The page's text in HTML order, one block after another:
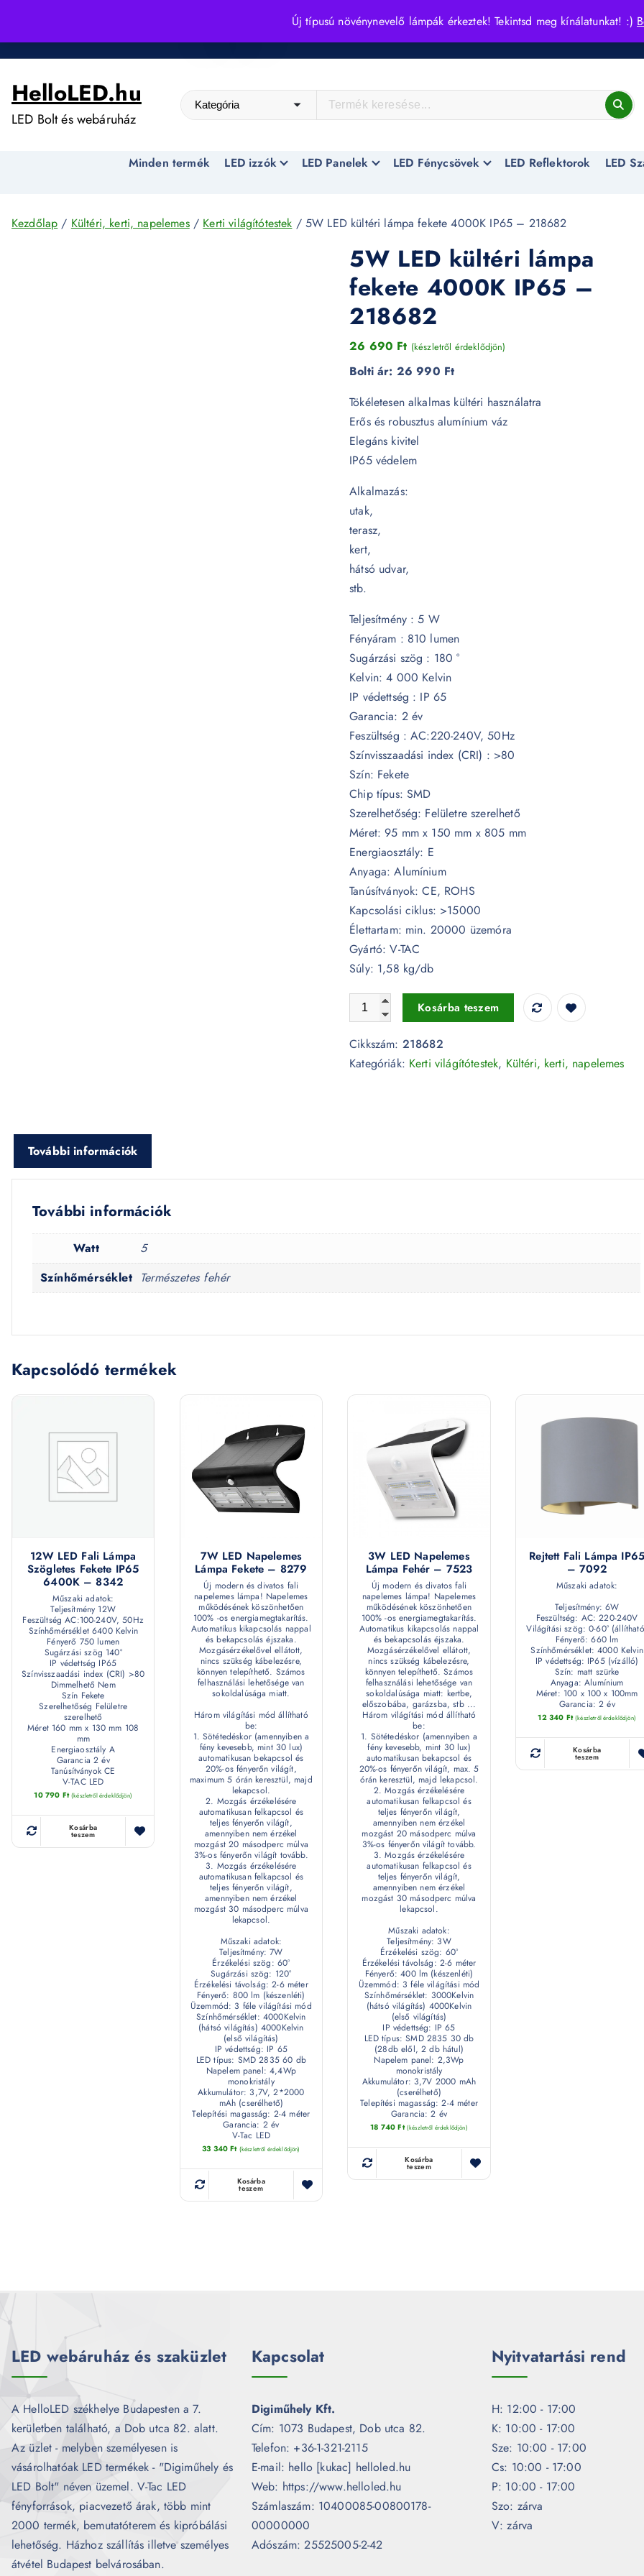
Új típusú növénynevelő lámpák érkeztek! Tekintsd meg kínálatunkat! :)
i
HelloLED.hu
LED Bolt és webáruház
Minden termék LED izzók LED Panelek LED Fénycsövek LED Reflektorok LED
Kezdőlap / Kültéri, kerti, napelemes/ Kerti világítótestek / 5W LED kültéri lámpa fekete 4000K IP65 – 218682
5W LED kültéri lámpa
fekete 4000K IP65 –
218682
26 690 Ft (készletről érdeklődjön)
Bolti ár: 26 990 Ft
Tökéletesen alkalmas kültéri használatra
Erős és robusztus alumínium váz
Elegáns kivitel
IP65 védelem
Alkalmazás:
utak,
terasz,
kert,
hátsó udvar,
stb.
Teljesítmény : 5 W
Fényáram : 810 lumen
Sugárzási szög : 180 °
Kelvin: 4 000 Kelvin
IP védettség : IP 65
Garancia: 2 év
Feszültség : AC:220-240V, 50Hz
Színvisszaadási index (CRI) : >80
Szín: Fekete
Chip típus: SMD
Szerelhetőség: Felületre szerelhető
Méret: 95 mm x 150 mm x 805 mm
Energiaosztály: E
Anyaga: Alumínium
Tanúsítványok: CE, ROHS
Kapcsolási ciklus: >15000
Élettartam: min. 20000 üzemóra
Gyártó: V-TAC
Súly: 1,58 kg/db
5W LED kültéri lámpa fekete 4000K IP65 - 218682
Kosárba teszem
Cikkszám: 218682
Kategóriák: Kerti világítótestek, Kültéri, kerti, napelemes
További információk
További információk
Watt
5
Színhőmérséklet Természetes fehér
Kapcsolódó termékek
12W LED Fali Lámpa
Szögletes Fekete IP65
6400K – 8342
Műszaki adatok:
Teljesítmény 12W
Feszültség AC:100-240V, 50Hz
Színhőmérséklet 6400 Kelvin
Fényerő 750 lumen
Sugárzási szög 140°
IP védettség IP65
Színvisszaadási index (CRI) >80
Dimmelhető Nem
Szín Fekete
Szerelhetőség Felületre
szerelhető
Méret 160 mm x 130 mm 108
mm
Energiaosztály A
Garancia 2 év
Tanúsítványok CE
V-TAC LED
10 790 Ft (készletről érdeklődjön)
Kosárba
teszem
7W LED Napelemes
Lámpa Fekete – 8279
Új modern és divatos fali
napelemes lámpa! Napelemes
működésének köszönhetően
100% -os energiamegtakarítás.
Automatikus kikapcsolás nappal
és bekapcsolás éjszaka.
Mozgásérzékelővel ellátott,
nincs szükség kábelezésre,
könnyen telepíthető. Számos
felhasználási lehetősége van
sokoldalúsága miatt.
Három világítási mód állítható
be:
1. Sötétedéskor (amennyiben a
fény kevesebb, mint 30 lux)
automatikusan bekapcsol és
20%-os fényerőn világít,
maximum 5 órán keresztül, majd
lekapcsol.
2. Mozgás érzékelésére
automatikusan felkapcsol és
teljes fényerőn világít,
amennyiben nem érzékel
mozgást 20 másodperc múlva
3%-os fényerőn világít tovább.
3. Mozgás érzékelésére
automatikusan felkapcsol és
teljes fényerőn világít,
amennyiben nem érzékel
mozgást 30 másodperc múlva
lekapcsol.
Műszaki adatok:
Teljesítmény: 7W
Érzékelési szög: 60°
Sugárzási szög: 120°
Érzékelési távolság: 2-6 méter
Fényerő: 800 lm (készenléti)
Üzemmód: 3 féle világítási mód
Színhőmérséklet: 4000Kelvin
(hátsó világítás) 4000Kelvin
(első világítás)
IP védettség: IP 65
LED típus: SMD 2835 60 db
Napelem panel: 4,4Wp
monokristály
Akkumulátor: 3,7V, 2*2000
mAh (cserélhető)
Telepítési magasság: 2-4 méter
Garancia: 2 év
V-Tac LED
33 340Ft (készletről érdeklődjön)
Kosárba
teszem
3W LED Napelemes
Lámpa Fehér – 7523
Új modern és divatos fali
napelemes lámpa! Napelemes
működésének köszönhetően
100% -os energiamegtakarítás.
Automatikus kikapcsolás nappal
és bekapcsolás éjszaka.
Mozgásérzékelővel ellátott,
nincs szükség kábelezésre,
könnyen telepíthető. Számos
felhasználási lehetősége van
sokoldalúsága miatt: kertbe,
előszobába, garázsba, stb ...
Három világítási mód állítható
be:
1. Sötétedéskor (amennyiben a
fény kevesebb, mint 30 lux)
automatikusan bekapcsol és
20%-os fényerőn világít, max. 5
órán keresztül, majd lekapcsol.
2. Mozgás érzékelésére
automatikusan felkapcsol és
teljes fényerőn világít,
amennyiben nem érzékel
mozgást 20 másodperc múlva
3%-os fényerőn világít tovább.
3. Mozgás érzékelésére
automatikusan felkapcsol és
teljes fényerőn világít,
amennyiben nem érzékel
mozgást 30 másodperc múlva
lekapcsol.
Műszaki adatok:
Teljesítmény: 3W
Érzékelési szög: 60°
Érzékelési távolság: 2-6 méter
Fényerő: 400 lm (készenléti)
Üzemmód: 3 féle világítási mód
Színhőmérséklet: 3000Kelvin
(hátsó világítás) 4000Kelvin
(első világítás)
IP védettség: IP 65
LED típus: SMD 2835 30 db
(28db elől, 2 db hátul)
Napelem panel: 2,3Wp
monokristály
Akkumulátor: 3,7V 2000 mAh
(cserélhető)
Telepítési magasság: 2-4 méter
Garancia: 2 év
18 740Ft (készletről érdeklődjön)
Kosárba
teszem
Rejtett Fali Lámpa IP65
– 7092
Műszaki adatok:
Teljesítmény: 6W
Feszültség: AC: 220-240V
Világítási szög: 0-60°
Fényerő: 660 lm
Színhőmérséklet: 4000 Kelvin
IP védettség: IP65 (vízálló)
Szín: matt szürke
Anyaga: Alumínium
Méret: 100 x 100 x 100mm
Garancia: 2 év
12 340 Ft (készletről érdeklődjön)
Kosárba
teszem
LED webáruház és szaküzlet
A HelloLED székhelye Budapesten a 7.
kerületben található, a Dob utca 82. alatt.
Az üzlet - melyben személyesen is
vásárolhatóak LED termékek - "Digiműhely és
LED Bolt" néven üzemel. V-Tac LED
fényforrások, piacvezető árak, több mint
2000 termék, bemutatóterem és kipróbálási
lehetőség. Házhoz szállítás illetve személyes
átvétel Budapest belvárosában.
Kapcsolat
Digiműhely Kft.
Cím: 1073 Budapest, Dob utca 82.
Telefon: +36-1-321-2115
E-mail: hello [kukac] helloled.hu
Web: https://www.helloled.hu
Számlaszám: 10400085-00800178-
00000000
Adószám: 25525005-2-42
Nyitvatartási rend
H: 12:00 - 17:00
K: 10:00 - 17:00
Sze: 10:00 - 17:00
Cs: 10:00 - 17:00
P: 10:00 - 17:00
Szo: zárva
V: zárva